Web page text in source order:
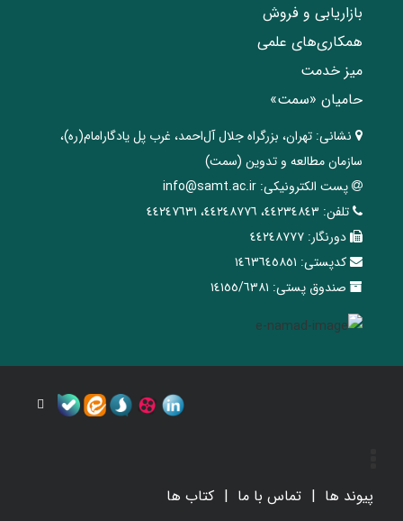
بازاریابی و فروش
همکاری‌های علمی
میز خدمت
حامیان «سمت»
نشانی: تهران، ‌بزرگراه ‌جلال آل‌احمد، غرب پل يادگار‌امام(ره)‌،
سازمان مطالعه و تدوین‌ (سمت)
پست الکترونیکی: info@samt.ac.ir
تلفن: ٤٤٢٣٤٨٤٣، ٤٤٢٤٨٧٧٦، ٤٤٢٤٧٦٣١
دورنگار: ٤٤٢٤٨٧٧٧
کدپستی: ١٤٦٣٦٤٥٨٥١
صندوق پستی: ١٤١٥٥/٦٣٨١
پیوند ها تماس با ما کتاب ها